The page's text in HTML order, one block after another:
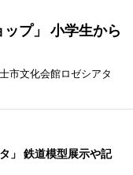
プ」 小学生から
市文化会館ロゼシアタ
」 鉄道模型展示や記